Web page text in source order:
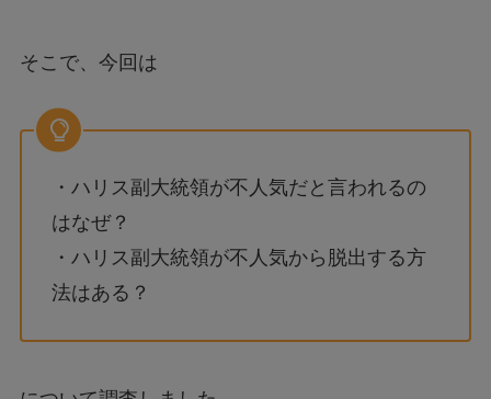
そこで、今回は
・ハリス副大統領が不人気だと言われるの
はなぜ？
・ハリス副大統領が不人気から脱出する方
法はある？